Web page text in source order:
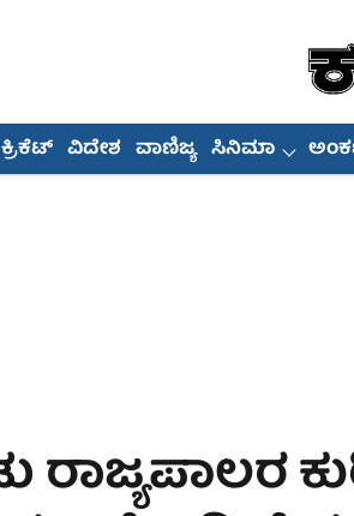
ಕ್ರಿಕೆಟ್ ವಿದೇಶ ವಾಣಿಜ್ಯ ಸಿನಿಮಾ